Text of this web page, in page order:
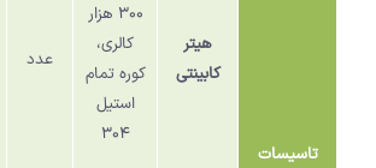
تاسیسات
هیتر
کابینتی
۳۰۰ هزار
کالری،
کوره تمام
استیل
۳۰۴
عدد